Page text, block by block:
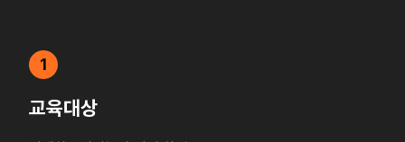
1
교육대상